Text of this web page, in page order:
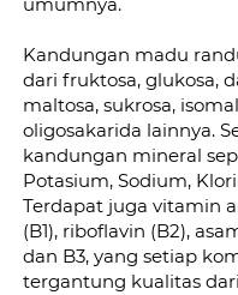
umumnya.
Kandungan madu
dari fruktosa, glukosa,
maltosa, sukrosa,
oligosakarida lainnya.
kandungan mineral
Potasium, Sodium,
Terdapat juga vitamin
(B1), riboflavin (B2),
dan B3, yang setiap
tergantung kualitas